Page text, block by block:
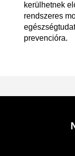
kerülhetnek
rendszeres
prevencióra.